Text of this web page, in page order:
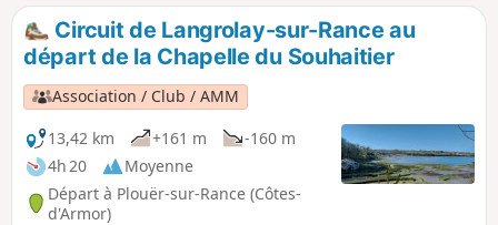
plus beaux villages de France, et par
beau temps on peut voir le Mont-Saint-
Michel, Granville et la côte Normande.
Circuit de Langrolay-sur-Rance au
départ de la Chapelle du Souhaitier
Association / Club / AMM
13,42 km
+161 m
-160 m
4h 20
Moyenne
Départ à Plouër-sur-Rance (Côtes-
d'Armor)